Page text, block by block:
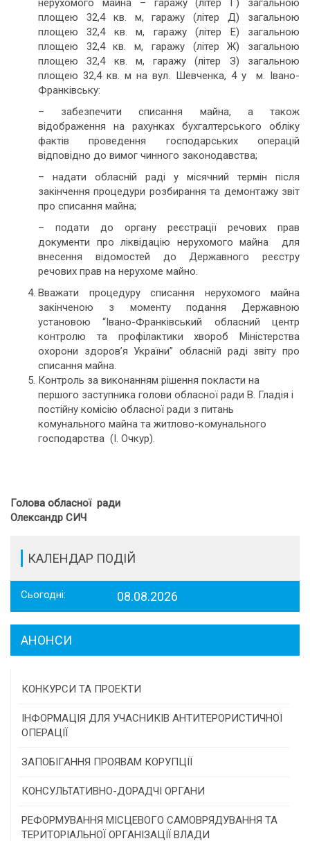
нерухомого майна – гаражу (літер Г) загальною
площею 32,4 кв. м, гаражу (літер Д) загальною
площею 32,4 кв. м, гаражу (літер Е) загальною
площею 32,4 кв. м, гаражу (літер Ж) загальною
площею 32,4 кв. м, гаражу (літер З) загальною
площею 32,4 кв. м на вул. Шевченка, 4 у м. Івано-
Франківську:
– забезпечити списання майна, а також
відображення на рахунках бухгалтерського обліку
фактів проведення господарських операцій
відповідно до вимог чинного законодавства;
– надати обласній раді у місячний термін після
закінчення процедури розбирання та демонтажу звіт
про списання майна;
– подати до органу реєстрації речових прав
документи про ліквідацію нерухомого майна для
внесення відомостей до Державного реєстру
речових прав на нерухоме майно.
Вважати процедуру списання нерухомого майна
закінченою з моменту подання Державною
установою “Івано-Франківський обласний центр
контролю та профілактики хвороб Міністерства
охорони здоров’я України” обласній раді звіту про
списання майна.
Контроль за виконанням рішення покласти на
першого заступника голови обласної ради В. Гладія і
постійну комісію обласної ради з питань
комунального майна та житлово-комунального
господарства (І. Очкур).
Голова обласної ради
Олександр СИЧ
КАЛЕНДАР ПОДІЙ
Сьогодні: 08.08.2026
АНОНСИ
КОНКУРСИ ТА ПРОЕКТИ
Конкурс проектів та програм місцевого
самоврядування
Конкурс інститутів громадянського суспільства
Програми/конкурси МТД
ІНФОРМАЦІЯ ДЛЯ УЧАСНИКІВ АНТИТЕРОРИСТИЧНОЇ
ОПЕРАЦІЇ
ЗАПОБІГАННЯ ПРОЯВАМ КОРУПЦІЇ
КОНСУЛЬТАТИВНО-ДОРАДЧІ ОРГАНИ
Консультативна рада
РЕФОРМУВАННЯ МІСЦЕВОГО САМОВРЯДУВАННЯ ТА
ТЕРИТОРІАЛЬНОЇ ОРГАНІЗАЦІЇ ВЛАДИ